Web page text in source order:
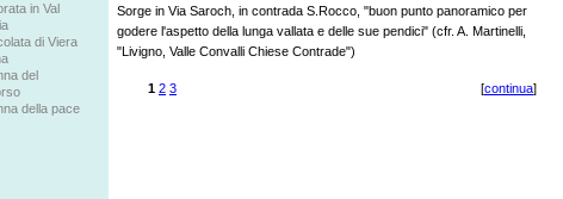
in Val
di Viera
del
della pace
Sorge in Via Saroch, in contrada S.Rocco, "buon punto panoramico per
godere l'aspetto della lunga vallata e delle sue pendici" (cfr. A. Martinelli,
"Livigno, Valle Convalli Chiese Contrade")
1 2 3 [continua]